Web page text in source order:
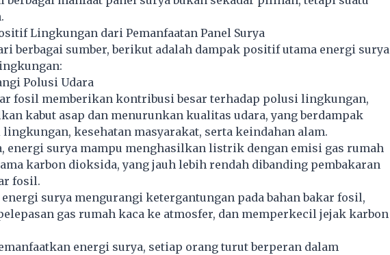
Lingkungan dari Pemanfaatan Panel Surya
berbagai sumber, berikut adalah dampak positif utama energi surya
Polusi Udara
fosil memberikan kontribusi besar terhadap polusi lingkungan,
kabut asap dan menurunkan kualitas udara, yang berdampak
kesehatan masyarakat, serta keindahan alam.
energi surya mampu menghasilkan listrik dengan emisi gas rumah
karbon dioksida, yang jauh lebih rendah dibanding pembakaran
fosil.
surya mengurangi ketergantungan pada bahan bakar fosil,
gas rumah kaca ke atmosfer, dan memperkecil jejak karbon
energi surya, setiap orang turut berperan dalam